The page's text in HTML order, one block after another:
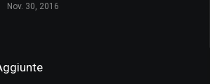
Nov. 30, 2016